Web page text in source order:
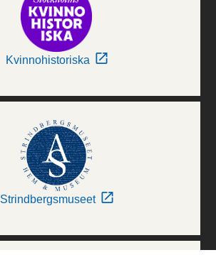
Kvinnohistoriska
Strindbergsmuseet